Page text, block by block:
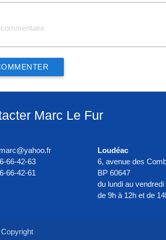
Marc Le Fur
66-42-63
66-42-61
Loudéac
6, avenue des
BP 60647
du lundi au vendredi
de 9h à 12h et de